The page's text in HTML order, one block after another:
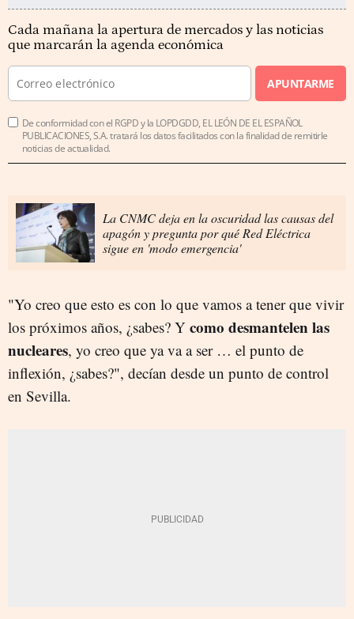
Cada mañana la apertura de mercados y las noticias
que marcarán la agenda económica
APUNTARME
De conformidad con el RGPD y la LOPDGDD, EL LEÓN DE EL ESPAÑOL
PUBLICACIONES, S.A. tratará los datos facilitados con la finalidad de remitirle
noticias de actualidad.
La CNMC deja en la oscuridad las causas del
apagón y pregunta por qué Red Eléctrica
sigue en 'modo emergencia'
"Yo creo que esto es con lo que vamos a tener que vivir
los próximos años, ¿sabes? Y como desmantelen las
nucleares, yo creo que ya va a ser … el punto de
inflexión, ¿sabes?", decían desde un punto de control
en Sevilla.